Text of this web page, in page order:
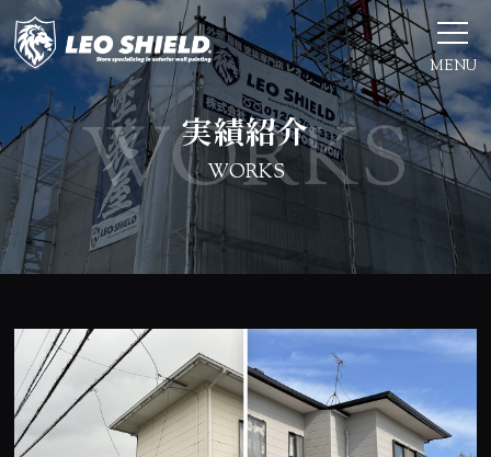
MENU
実績紹介
WORKS